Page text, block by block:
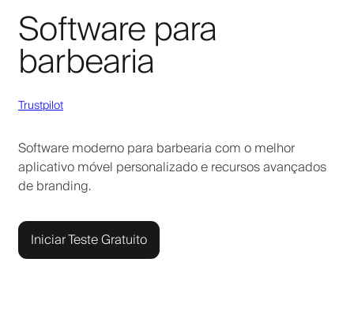
Software para
barbearia
Trustpilot
Software moderno para barbearia com o melhor
aplicativo móvel personalizado e recursos avançados
de branding.
Iniciar Teste Gratuito